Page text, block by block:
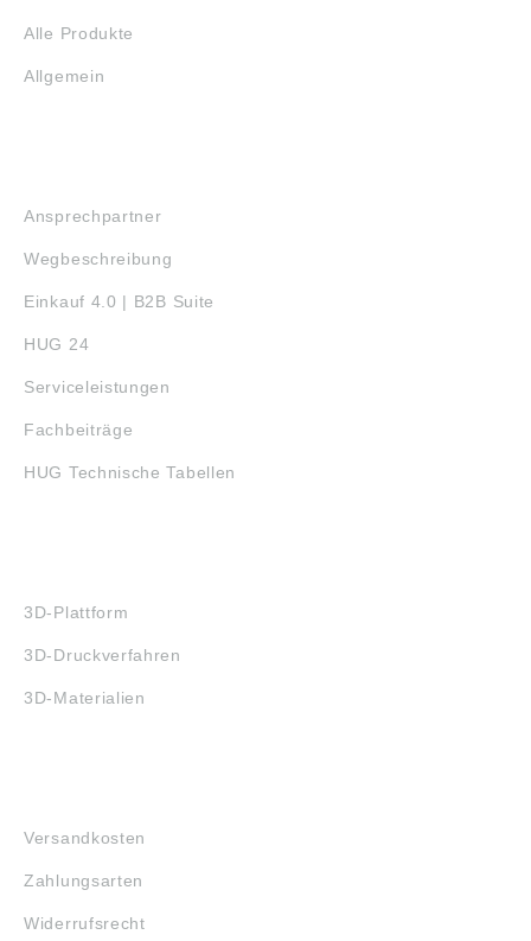
Alle Produkte
Allgemein
Ansprechpartner
Wegbeschreibung
Einkauf 4.0 | B2B Suite
HUG 24
Serviceleistungen
Fachbeiträge
HUG Technische Tabellen
3D-Plattform
3D-Druckverfahren
3D-Materialien
Versandkosten
Zahlungsarten
Widerrufsrecht